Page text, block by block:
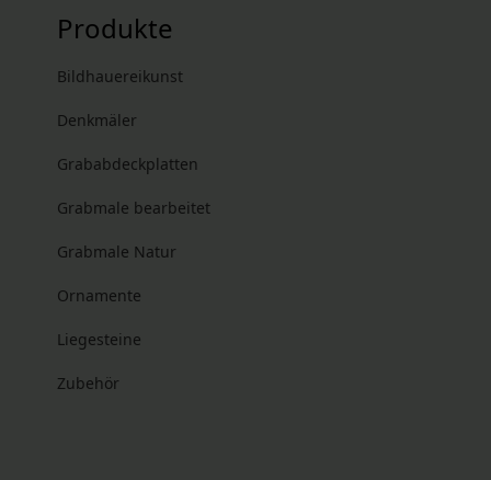
Produkte
Bildhauereikunst
Denkmäler
Grababdeckplatten
Grabmale bearbeitet
Grabmale Natur
Ornamente
Liegesteine
Zubehör